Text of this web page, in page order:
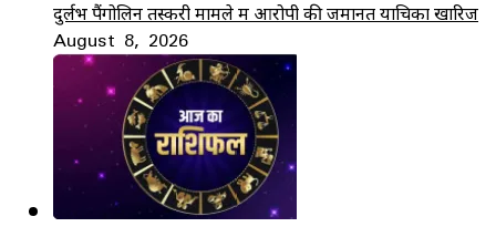
दुर्लभ पैंगोलिन तस्करी मामले में आरोपी की जमानत याचिका खारिज
August 8, 2026